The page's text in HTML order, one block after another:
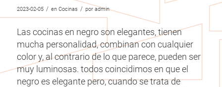
2023-02-05 / en Cocinas / por admin
Las cocinas en negro son elegantes, tienen
mucha personalidad, combinan con cualquier
color y, al contrario de lo que parece, pueden ser
muy luminosas. todos coincidimos en que el
negro es elegante pero, cuando se trata de